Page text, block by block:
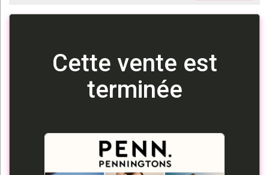
Cette vente est
terminée